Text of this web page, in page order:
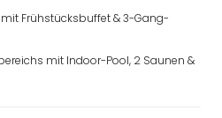
Frühstücksbuffet & 3-Gang-
mit Indoor-Pool, 2 Saunen &